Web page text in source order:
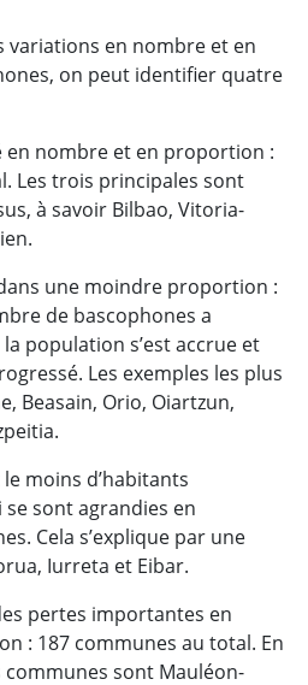
variations en nombre et en
on peut identifier quatre
nombre et en proportion :
Les trois principales sont
à savoir Bilbao, Vitoria-
une moindre proportion :
de bascophones a
population s’est accrue et
Les exemples les plus
Beasain, Orio, Oiartzun,
moins d’habitants
sont agrandies en
Cela s’explique par une
Iurreta et Eibar.
pertes importantes en
: 187 communes au total. En
sont Mauléon-